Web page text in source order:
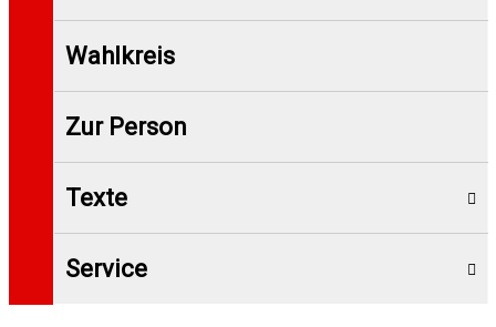
Wahlkreis
Zur Person
Texte
Service